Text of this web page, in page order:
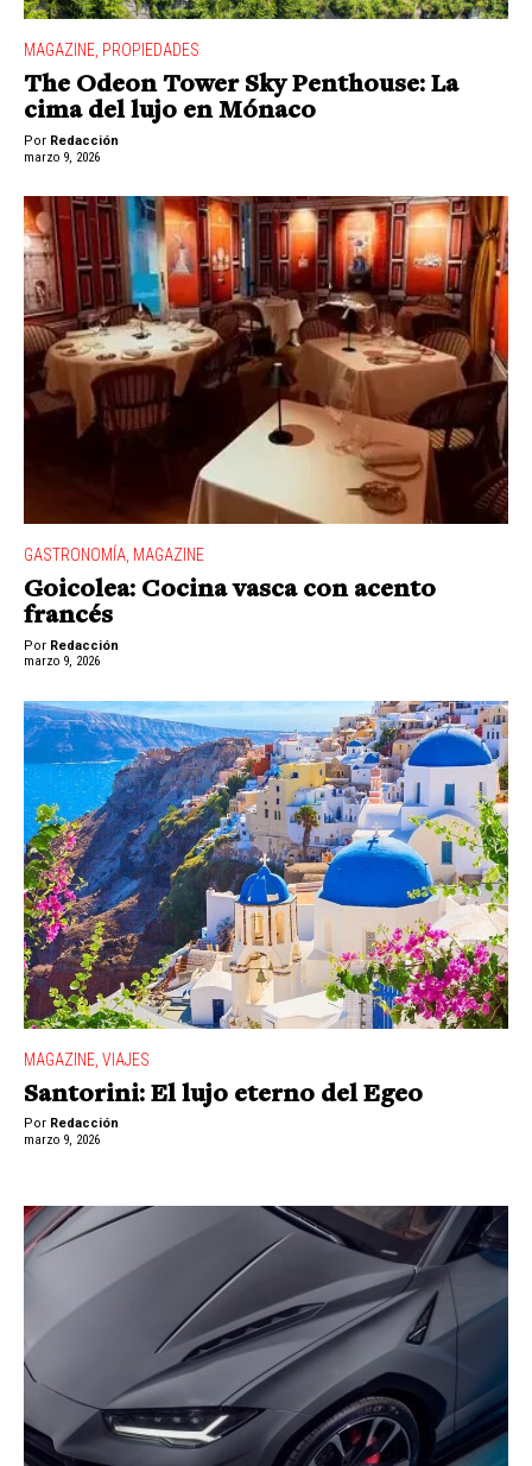
MAGAZINE, PROPIEDADES
The Odeon Tower Sky Penthouse: La
cima del lujo en Mónaco
Por Redacción
marzo 9, 2026
GASTRONOMÍA MAGAZINE
Goicolea: Cocina vasca con acento
francés
Por Redacción
marzo 9, 2026
MAGAZINE VIAJES
Santorini: El lujo eterno del Egeo
Por Redacción
marzo 9, 2026